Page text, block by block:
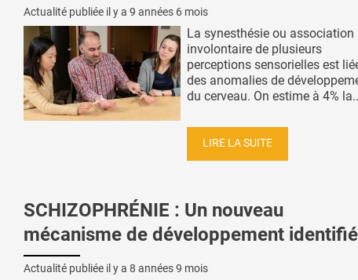
Actualité publiée il y a 9 années 6 mois
La synesthésie ou association
involontaire de plusieurs
perceptions sensorielles est
des anomalies de
du cerveau. On estime à 4%
LIRE LA SUITE
SCHIZOPHRÉNIE : Un nouveau
mécanisme de développement identifié
Actualité publiée il y a 8 années 9 mois